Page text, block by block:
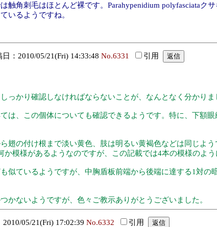
角刺毛はほとんど裸です。Parahypenidium polyfasciataク
いるようですね。
：2010/05/21(Fri) 14:33:48 No.6331 引用
かり確認しなければならないことが、なんとなく分かりま
、この個体についても確認できるようです。特に、下額
の付け根まで淡い黄色、肢は明るい黄褐色などは同じよ
模様があるようなのですが、この記載では4本の模様のよ
ているようですが、中胸盾板前端から後端に達する1対の
ないようですが、色々ご教示ありがとうございました。
2010/05/21(Fri) 17:02:39 No.6332 引用